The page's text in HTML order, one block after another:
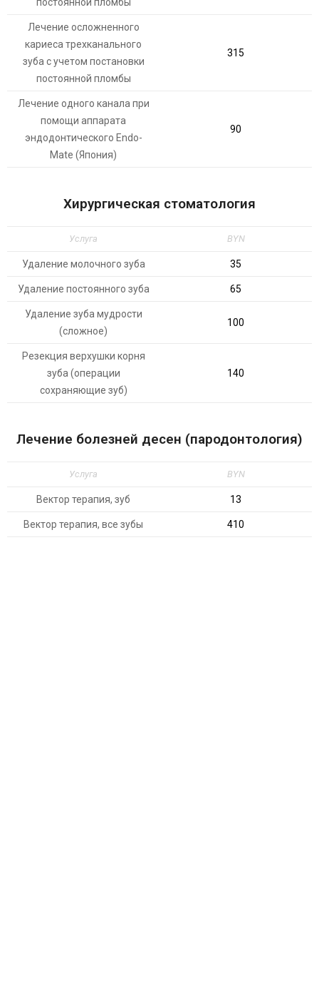
Лечение осложненного
кариеса трехканального
зуба с учетом постановки
постоянной пломбы
315
Лечение одного канала при
помощи аппарата
эндодонтического Endo-
Mate (Япония)
90
Хирургическая стоматология
Услуга BYN
Удаление молочного зуба 35
Удаление постоянного зуба 65
Удаление зуба мудрости
(сложное)
100
Резекция верхушки корня
зуба (операции
сохраняющие зуб)
140
Лечение болезней десен (пародонтология)
Услуга BYN
Вектор терапия, зуб 13
Вектор терапия, все зубы 410